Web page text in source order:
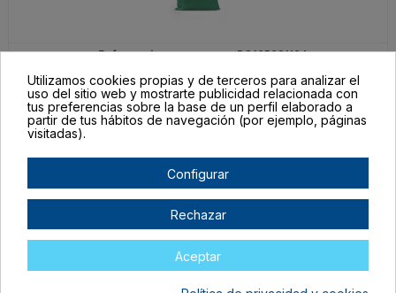
BO1653S1164
MENTA OSCURO
TALLA ÚNICA ADULTO
En stock
Utilizamos cookies propias y de terceros para analizar el
uso del sitio web y mostrarte publicidad relacionada con
tus preferencias sobre la base de un perfil elaborado a
partir de tus hábitos de navegación (por ejemplo, páginas
visitadas).
Configurar
Rechazar
Aceptar